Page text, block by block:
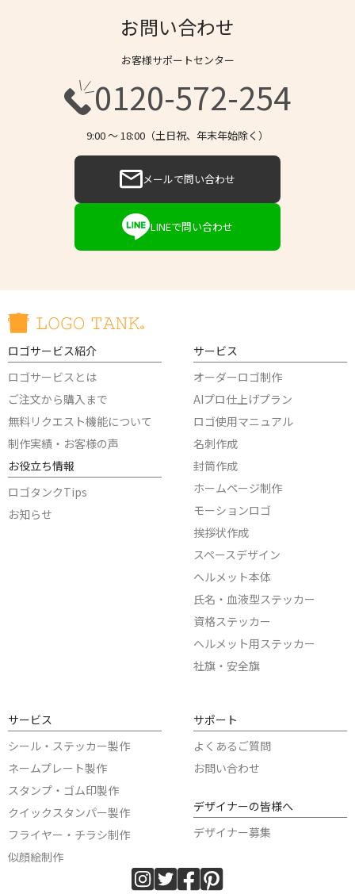
お問い合わせ
お客様サポートセンター
0120-572-254
9:00 〜 18:00（土日祝、年末年始除く）
メールで問い合わせ
LINEで問い合わせ
ロゴサービス紹介
ロゴサービスとは
ご注文から購入まで
無料リクエスト機能について
制作実績・お客様の声
お役立ち情報
ロゴタンクTips
お知らせ
サービス
オーダーロゴ制作
AIプロ仕上げプラン
ロゴ使用マニュアル
名刺作成
封筒作成
ホームページ制作
モーションロゴ
挨拶状作成
スペースデザイン
ヘルメット本体
氏名・血液型ステッカー
資格ステッカー
ヘルメット用ステッカー
社旗・安全旗
サービス
シール・ステッカー製作
ネームプレート製作
スタンプ・ゴム印製作
クイックスタンパー製作
フライヤー・チラシ制作
似顔絵制作
サポート
よくあるご質問
お問い合わせ
デザイナーの皆様へ
デザイナー募集